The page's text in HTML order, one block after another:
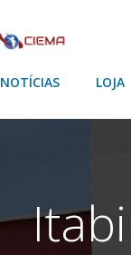
NOTÍCIAS LOJA